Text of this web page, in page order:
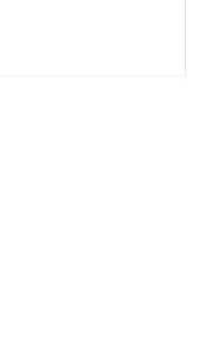
分向受自在、不